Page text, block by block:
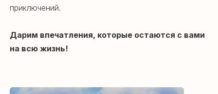
приключений.
Дарим впечатления, которые остаются с вами
на всю жизнь!